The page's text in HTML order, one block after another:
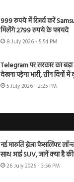
999 रुपये में रिजर्व करें
मिलेंगे 2799 रुपये के फायदे
8 July 2026 - 5:54 PM
Telegram पर सरकार का
देखना पड़ेगा भारी, तीन दिनों में
5 July 2026 - 2:25 PM
नई मारुति ब्रेजा फेसलिफ्ट
साथ आई SUV, जानें क्या है
26 July 2026 - 3:56 PM